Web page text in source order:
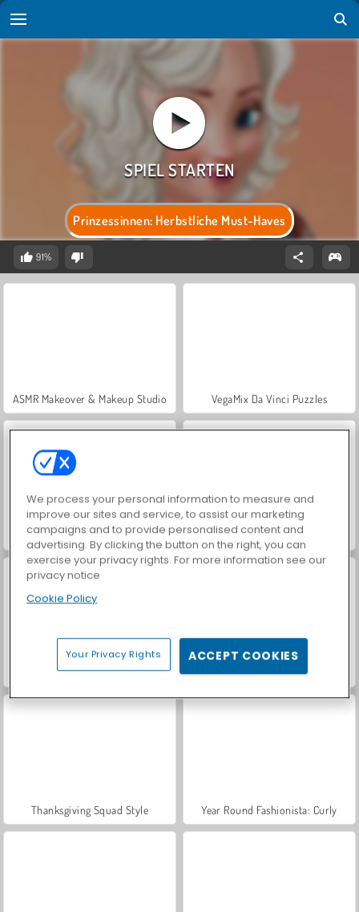
Prinzessinnen: Herbstliche Must-Haves
91%
ASMR Makeover & Makeup Studio VegaMix Da Vinci Puzzles
Hidden Object: Street of Secrets World War 2 Shooter
Farm Merge Valley Mega Makeup - Seasons Best
Thanksgiving Squad Style Year Round Fashionista: Curly
We process your personal information to measure and
improve our sites and service, to assist our marketing
campaigns and to provide personalised content and
advertising. By clicking the button on the right, you can
exercise your privacy rights. For more information see our
privacy notice
Cookie Policy
Your Privacy Rights ACCEPT COOKIES